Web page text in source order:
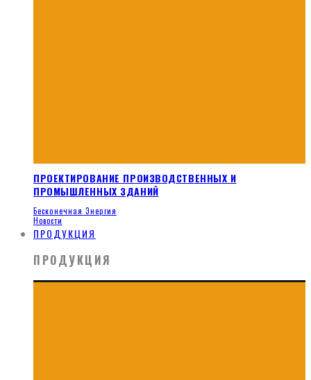
ПРОЕКТИРОВАНИЕ ПРОИЗВОДСТВЕННЫХ И
ПРОМЫШЛЕННЫХ ЗДАНИЙ
Бесконечная Энергия
Новости
ПРОДУКЦИЯ
ПРОДУКЦИЯ